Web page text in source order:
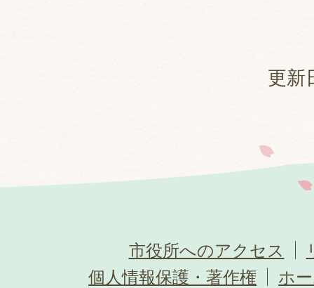
更新
市役所へのアクセス
個人情報保護・著作権
ホ